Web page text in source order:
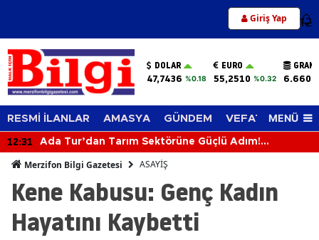
Giriş Yap 12
DOLAR
47,7436 %0.18
EURO
55,2510 %0.32
RESMİ İLANLAR AMASYA GÜNDEM VEFAT EDENLER
MENÜ
12:31
Ada Tur’dan Tarım Sektörüne Güçlü Adım!
Merzifon Bilgi Gazetesi ASAYİŞ
Kene Kabusu: Genç Kadın
Hayatını Kaybetti